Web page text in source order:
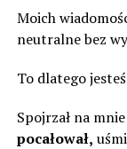
Moich
neutralne bez
To dlatego
Spojrzał na
pocałował,